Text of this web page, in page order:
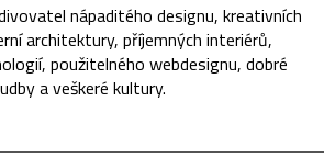
nápaditého designu, kreativních
architektury, příjemných interiérů,
použitelného webdesignu, dobré
a veškeré kultury.